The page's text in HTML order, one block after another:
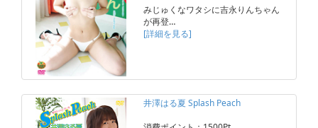
みじゅくなワタシに吉永りんちゃん
が再登…
[詳細を見る]
井澤はる夏 Splash Peach